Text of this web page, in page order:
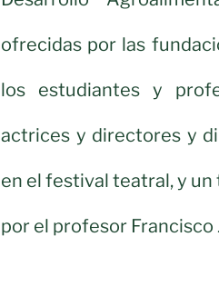
ofrecidas por las
los estudiantes y
actrices y directores y
en el festival teatral, y
por el profesor Francisco